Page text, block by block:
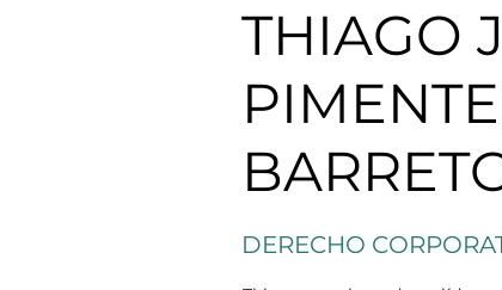
THIAGO
DERECHO